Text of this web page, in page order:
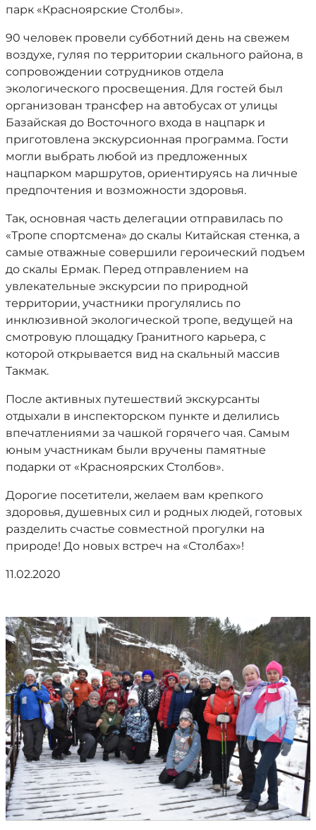
парк «Красноярские Столбы».
90 человек провели субботний день на свежем
воздухе, гуляя по территории скального района, в
сопровождении сотрудников отдела
экологического просвещения. Для гостей был
организован трансфер на автобусах от улицы
Базайская до Восточного входа в нацпарк и
приготовлена экскурсионная программа. Гости
могли выбрать любой из предложенных
нацпарком маршрутов, ориентируясь на личные
предпочтения и возможности здоровья.
Так, основная часть делегации отправилась по
«Тропе спортсмена» до скалы Китайская стенка, а
самые отважные совершили героический подъем
до скалы Ермак. Перед отправлением на
увлекательные экскурсии по природной
территории, участники прогулялись по
инклюзивной экологической тропе, ведущей на
смотровую площадку Гранитного карьера, с
которой открывается вид на скальный массив
Такмак.
После активных путешествий экскурсанты
отдыхали в инспекторском пункте и делились
впечатлениями за чашкой горячего чая. Самым
юным участникам были вручены памятные
подарки от «Красноярских Столбов».
Дорогие посетители, желаем вам крепкого
здоровья, душевных сил и родных людей, готовых
разделить счастье совместной прогулки на
природе! До новых встреч на «Столбах»!
11.02.2020